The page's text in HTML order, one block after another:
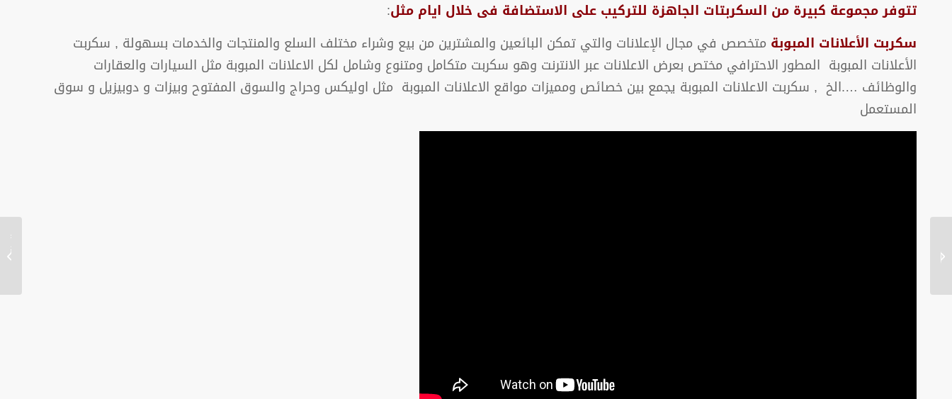
تتوفر مجموعة كبيرة من السكربتات الجاهزة للتركيب على الاستضافة فى خلال ايام مثل:
سكربت الأعلانات المبوبة متخصص في مجال الإعلانات والتي تمكن البائعين والمشترين من بيع وشراء مختلف السلع والمنتجات والخدمات بسهولة , سكربت
الأعلانات المبوبة المطور الاحترافي مختص بعرض الاعلانات عبر الانترنت وهو سكربت متكامل ومتنوع وشامل لكل الاعلانات المبوبة مثل السيارات والعقارات
والوظائف ….الخ , سكربت الاعلانات المبوبة يجمع بين خصائص ومميزات مواقع الاعلانات المبوبة مثل اوليكس وحراج والسوق المفتوح وبيزات و دوبيزيل و سوق
المستعمل